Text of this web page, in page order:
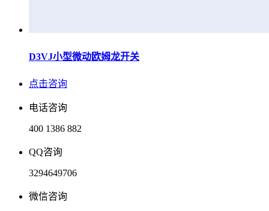
D3VJ小型微动欧姆龙开关
点击咨询
电话咨询
400 1386 882
QQ咨询
3294649706
微信咨询